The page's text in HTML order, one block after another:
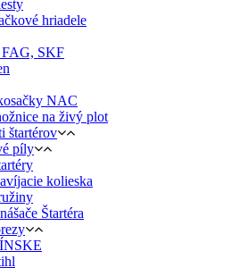
hriadele
SKF
NAC
na živý plot
štartérov
píly
kolieska
Štartéra